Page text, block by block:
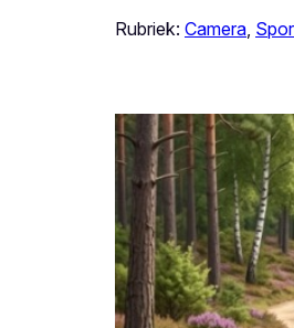
Rubriek: Camera